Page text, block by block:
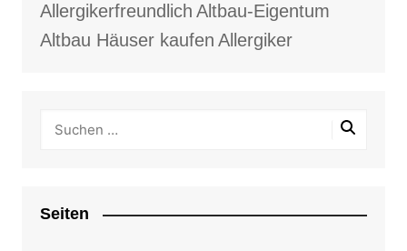
Allergikerfreundlich Altbau-Eigentum
Altbau Häuser kaufen Allergiker
Seiten